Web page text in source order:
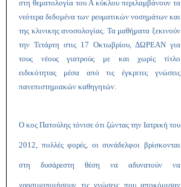
στη θεματολογία του Α κύκλου περιλαμβάνουν τα
νεότερα δεδομένα των ρευματικών νοσημάτων και
της κλινικης ανοσολογίας. Τα μαθήματα ξεκινούν
την Τετάρτη στις 17 Οκτωβρίου, ΔΩΡΕΑΝ για
τους νέους γιατρούς με και χωρίς τίτλο
ειδικότητας μέσα από τις έγκριτες γνώσεις
πανεπιστημιακών καθηγητών.
Ο κος Πατούλης τόνισε ότι ζώντας την Ιατρική του
2012, πολλές φορές, οι συνάδελφοι βρίσκονται
στη δυσάρεστη θέση να αδυνατούν να
χρησιμοποιήσουν τις γνώσεις που αποκόμισαν